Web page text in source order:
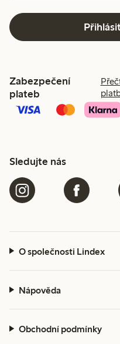
Zabezpečení
plateb
Sledujte nás
O společnosti Lindex
Nápověda
Obchodní podmínky